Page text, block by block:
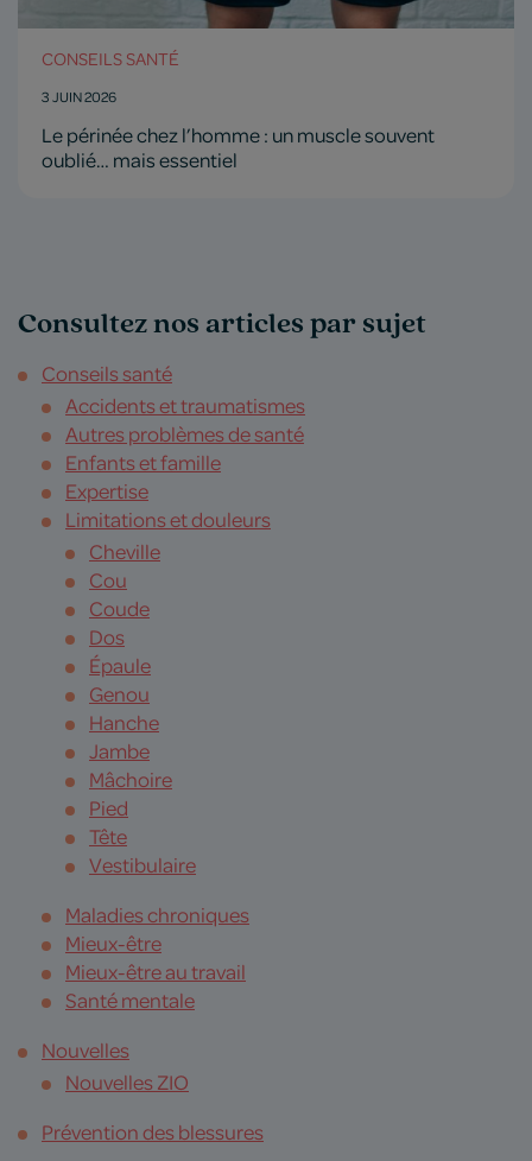
CONSEILS SANTÉ
3 JUIN 2026
Le périnée chez l’homme : un muscle souvent
oublié… mais essentiel
Consultez nos articles par sujet
Conseils santé
Accidents et traumatismes
Autres problèmes de santé
Enfants et famille
Expertise
Limitations et douleurs
Cheville
Cou
Coude
Dos
Épaule
Genou
Hanche
Jambe
Mâchoire
Pied
Tête
Vestibulaire
Maladies chroniques
Mieux-être
Mieux-être au travail
Santé mentale
Nouvelles
Nouvelles ZIO
Prévention des blessures